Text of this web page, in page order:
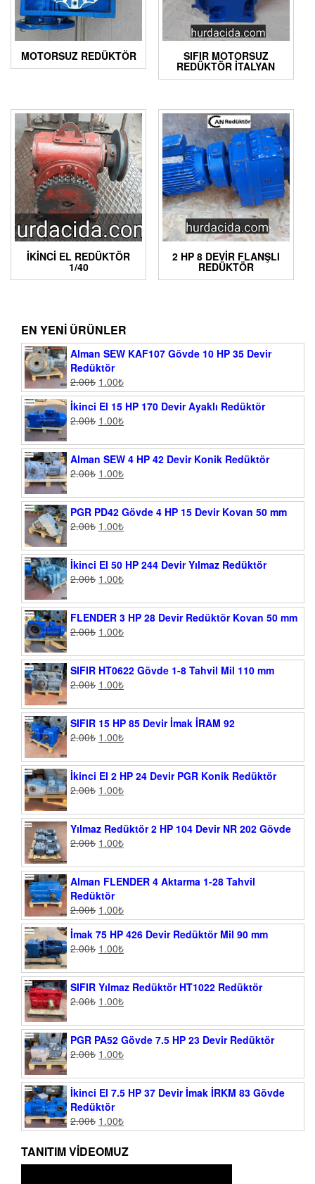
MOTORSUZ REDÜKTÖR SIFIR MOTORSUZ
REDÜKTÖR İTALYAN
İKINCI EL REDÜKTÖR
1/40
2 HP 8 DEVIR FLANŞLI
REDÜKTÖR
EN YENI ÜRÜNLER
Alman SEW KAF107 Gövde 10 HP 35 Devir
Redüktör
2.00₺ 1.00₺
İkinci El 15 HP 170 Devir Ayaklı Redüktör
2.00₺ 1.00₺
Alman SEW 4 HP 42 Devir Konik Redüktör
2.00₺ 1.00₺
PGR PD42 Gövde 4 HP 15 Devir Kovan 50 mm
2.00₺ 1.00₺
İkinci El 50 HP 244 Devir Yılmaz Redüktör
2.00₺ 1.00₺
FLENDER 3 HP 28 Devir Redüktör Kovan 50 mm
2.00₺ 1.00₺
SIFIR HT0622 Gövde 1-8 Tahvil Mil 110 mm
2.00₺ 1.00₺
SIFIR 15 HP 85 Devir İmak İRAM 92
2.00₺ 1.00₺
İkinci El 2 HP 24 Devir PGR Konik Redüktör
2.00₺ 1.00₺
Yılmaz Redüktör 2 HP 104 Devir NR 202 Gövde
2.00₺ 1.00₺
Alman FLENDER 4 Aktarma 1-28 Tahvil
Redüktör
2.00₺ 1.00₺
İmak 75 HP 426 Devir Redüktör Mil 90 mm
2.00₺ 1.00₺
SIFIR Yılmaz Redüktör HT1022 Redüktör
2.00₺ 1.00₺
PGR PA52 Gövde 7.5 HP 23 Devir Redüktör
2.00₺ 1.00₺
İkinci El 7.5 HP 37 Devir İmak İRKM 83 Gövde
Redüktör
2.00₺ 1.00₺
TANITIM VIDEOMUZ